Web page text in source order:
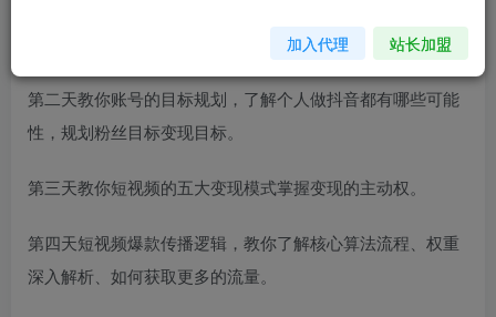
第一天认知篇教你了解短视频的基础知识。
第二天教你账号的目标规划，了解个人做抖音都有哪些可能
性，规划粉丝目标变现目标。
第三天教你短视频的五大变现模式掌握变现的主动权。
第四天短视频爆款传播逻辑，教你了解核心算法流程、权重
深入解析、如何获取更多的流量。
加入代理 站长加盟